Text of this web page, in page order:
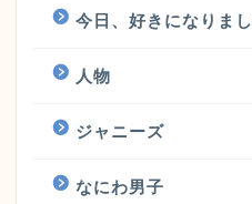
今日、好きになりま
人物
ジャニーズ
なにわ男子